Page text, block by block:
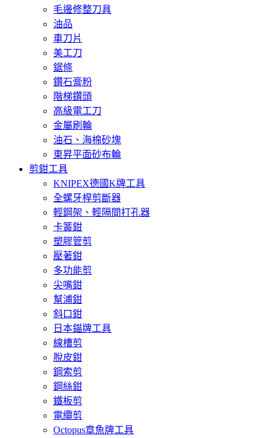
毛邊修整刀具
油品
車刀片
美工刀
鋸條
鑽石膏粉
階梯鑽頭
高級電工刀
金屬刷輪
油石、海棉砂塊
東昇平面砂布輪
剪鉗工具
KNIPEX德國K牌工具
全螺牙桿剪斷器
輕鋼架、輕隔間打孔器
卡簧鉗
塑膠管剪
壓著鉗
多功能剪
尖嘴鉗
幫浦鉗
斜口鉗
日本錨牌工具
線槽剪
脫皮鉗
鋼索剪
鋼絲鉗
鐵板剪
電纜剪
Octopus章魚牌工具